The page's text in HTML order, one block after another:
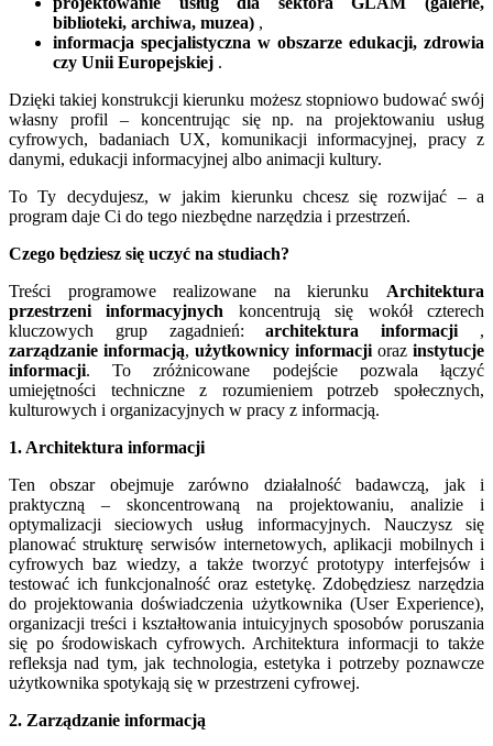
biblioteki, archiwa, muzea) ,
informacja specjalistyczna w obszarze edukacji, zdrowia
czy Unii Europejskiej .
Dzięki takiej konstrukcji kierunku możesz stopniowo budować swój
własny profil – koncentrując się np. na projektowaniu usług
cyfrowych, badaniach UX, komunikacji informacyjnej, pracy z
danymi, edukacji informacyjnej albo animacji kultury.
To Ty decydujesz, w jakim kierunku chcesz się rozwijać – a
program daje Ci do tego niezbędne narzędzia i przestrzeń.
Czego będziesz się uczyć na studiach?
Treści programowe realizowane na kierunku Architektura
przestrzeni informacyjnych koncentrują się wokół czterech
kluczowych grup zagadnień:architektura informacji ,
zarządzanie informacją, użytkownicy informacji oraz instytucje
informacji. To zróżnicowane podejście pozwala łączyć
umiejętności techniczne z rozumieniem potrzeb społecznych,
kulturowych i organizacyjnych w pracy z informacją.
1. Architektura informacji
Ten obszar obejmuje zarówno działalność badawczą, jak i
praktyczną – skoncentrowaną na projektowaniu, analizie i
optymalizacji sieciowych usług informacyjnych. Nauczysz się
planować strukturę serwisów internetowych, aplikacji mobilnych i
cyfrowych baz wiedzy, a także tworzyć prototypy interfejsów i
testować ich funkcjonalność oraz estetykę. Zdobędziesz narzędzia
do projektowania doświadczenia użytkownika (User Experience),
organizacji treści i kształtowania intuicyjnych sposobów poruszania
się po środowiskach cyfrowych. Architektura informacji to także
refleksja nad tym, jak technologia, estetyka i potrzeby poznawcze
użytkownika spotykają się w przestrzeni cyfrowej.
2. Zarządzanie informacją